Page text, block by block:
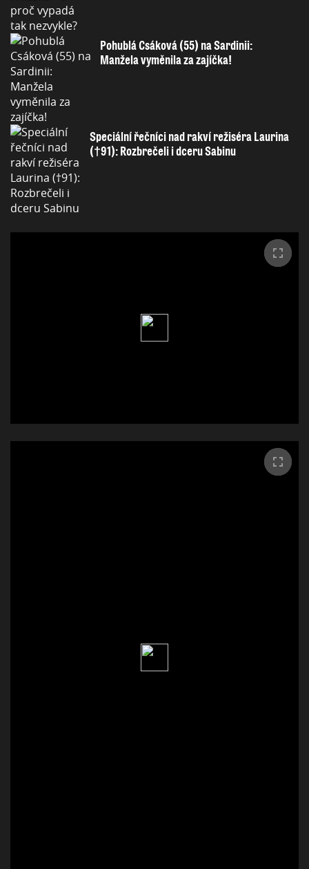
Pohublá Csáková (55) na Sardinii:
Manžela vyměnila za zajíčka!
Speciální řečníci nad rakví režiséra Laurina
(†91): Rozbrečeli i dceru Sabinu